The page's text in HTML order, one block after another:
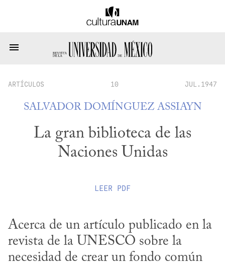
ARTÍCULOS 10 JUL.1947
SALVADOR DOMÍNGUEZ ASSIAYN
La gran biblioteca de las
Naciones Unidas
LEER PDF
Acerca de un artículo publicado en la
revista de la UNESCO sobre la
necesidad de crear un fondo común